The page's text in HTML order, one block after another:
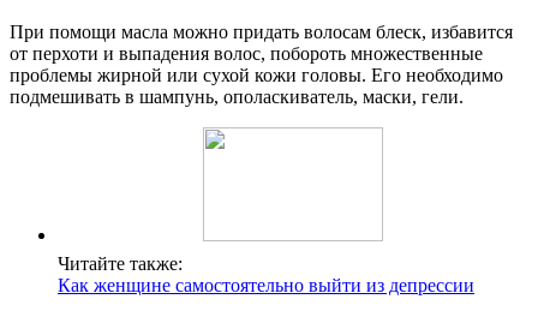
При помощи масла можно придать волосам блеск, избавится
от перхоти и выпадения волос, побороть множественные
проблемы жирной или сухой кожи головы. Его необходимо
подмешивать в шампунь, ополаскиватель, маски, гели.
Читайте также:
Как женщине самостоятельно выйти из депрессии